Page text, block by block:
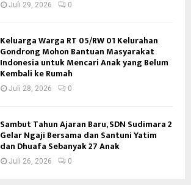
Juli 29, 2026 0
Keluarga Warga RT 05/RW 01 Kelurahan
Gondrong Mohon Bantuan Masyarakat
Indonesia untuk Mencari Anak yang Belum
Kembali ke Rumah
Juli 28, 2026 0
Sambut Tahun Ajaran Baru, SDN Sudimara 2
Gelar Ngaji Bersama dan Santuni Yatim
dan Dhuafa Sebanyak 27 Anak
Juli 26, 2026 0